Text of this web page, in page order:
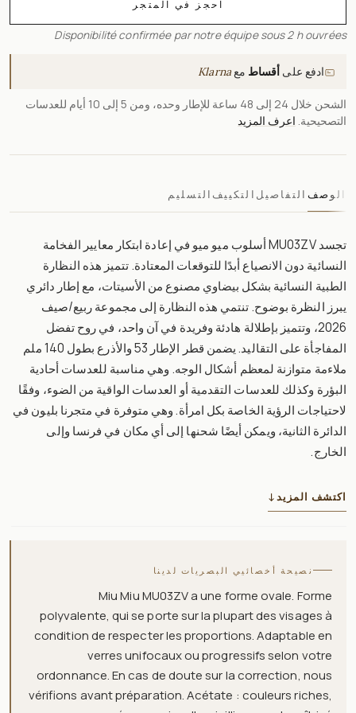
احجز في المتجر
Disponibilité confirmée par notre équipe sous 2 h ouvrées
ادفع على أقساط معKlarna
الشحن خلال 24 إلى 48 ساعة للإطار وحده، ومن 5 إلى 10 أيام للعدسات
التصحيحية. اعرف المزيد
الوصف التفاصيل التكييف التسليم
تجسد MU03ZV أسلوب ميو ميو في إعادة ابتكار معايير الفخامة
النسائية دون الانصياع أبدًا للتوقعات المعتادة. تتميز هذه النظارة
الطبية النسائية بشكل بيضاوي مصنوع من الأسيتات، مع إطار دائري
يبرز النظرة بوضوح. تنتمي هذه النظارة إلى مجموعة ربيع/صيف
2026، وتتميز بإطلالة هادئة وفريدة في آن واحد، في روح تفضل
المفاجأة على التقاليد. يضمن قطر الإطار 53 والأذرع بطول 140 ملم
ملاءمة متوازنة لمعظم أشكال الوجه. وهي مناسبة للعدسات أحادية
البؤرة وكذلك للعدسات التقدمية أو العدسات الواقية من الضوء، وفقًا
لاحتياجات الرؤية الخاصة بكل امرأة. وهي متوفرة في متجرنا بليون في
الدائرة الثانية، ويمكن أيضًا شحنها إلى أي مكان في فرنسا وإلى
الخارج.
اكتشف المزيد↓
نصيحة أخصائيي البصريات لدينا
Miu Miu MU03ZV a une forme ovale. Forme
polyvalente, qui se porte sur la plupart des visages à
condition de respecter les proportions. Adaptable en
verres unifocaux ou progressifs selon votre
ordonnance. En cas de doute sur la correction, nous
vérifions avant préparation. Acétate : couleurs riches,